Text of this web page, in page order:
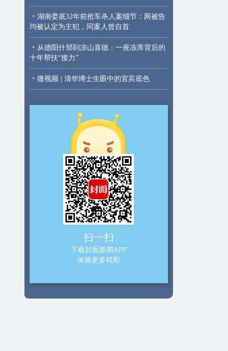
· 湖南娄底32年前抢车杀人案细节：两被告
均被认定为主犯，同案人曾自首
· 从德阳什邡到凉山喜德：一座冻库背后的
十年帮扶“接力”
· 微视频 | 清华博士生眼中的宜宾底色
扫一扫
下载封面新闻APP
体验更多精彩